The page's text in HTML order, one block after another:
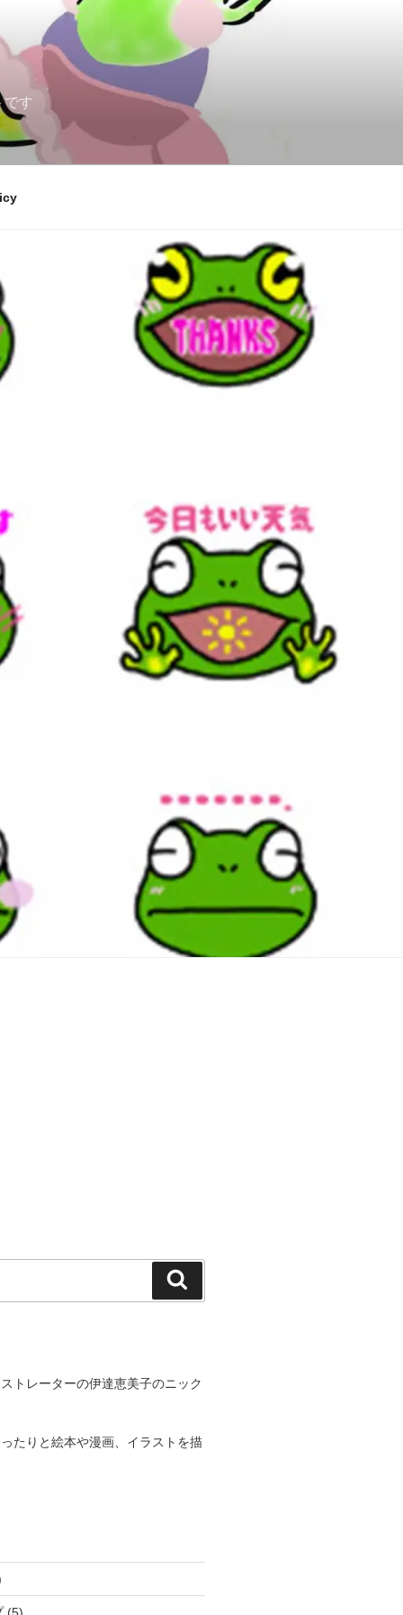
です
索
トレーターの伊達恵美子のニック
たりと絵本や漫画、イラストを描